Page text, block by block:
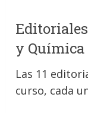
y Química
Las 11
curso, cada